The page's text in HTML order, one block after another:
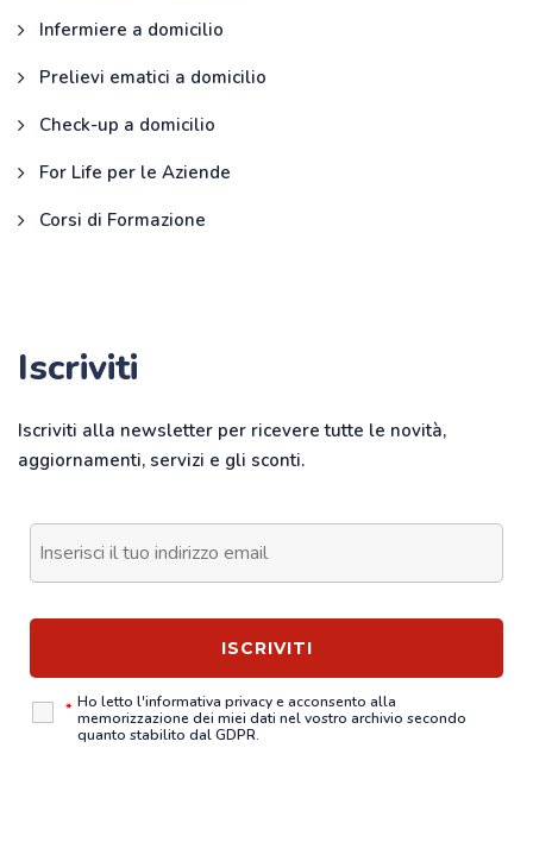
Infermiere a domicilio
Prelievi ematici a domicilio
Check-up a domicilio
For Life per le Aziende
Corsi di Formazione
Iscriviti
Iscriviti alla newsletter per ricevere tutte le novità,
aggiornamenti, servizi e gli sconti.
* Ho letto l'informativa privacye acconsento alla
memorizzazione dei miei dati nel vostro archivio secondo
quanto stabilito dal GDPR.